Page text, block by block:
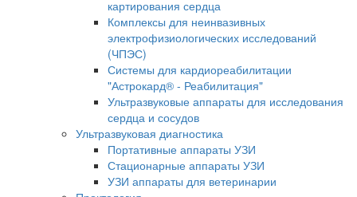
картирования сердца
Комплексы для неинвазивных
электрофизиологических исследований
(ЧПЭС)
Системы для кардиореабилитации
"Астрокард® - Реабилитация"
Ультразвуковые аппараты для исследования
сердца и сосудов
Ультразвуковая диагностика
Портативные аппараты УЗИ
Стационарные аппараты УЗИ
УЗИ аппараты для ветеринарии